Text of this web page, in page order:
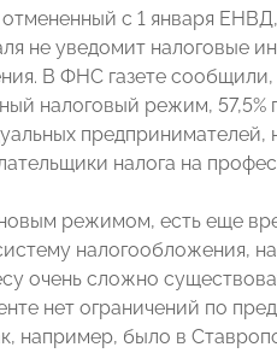
с 1 января ЕНВД,
не уведомит налоговые
В ФНС газете сообщили,
налоговый режим, 57,5%
налога на
режимом, есть еще
налогообложения,
очень сложно
нет ограничений по
например, было в